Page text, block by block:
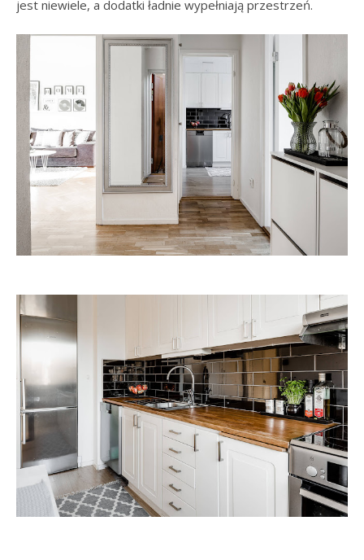
jest niewiele, a dodatki ładnie wypełniają przestrzeń.